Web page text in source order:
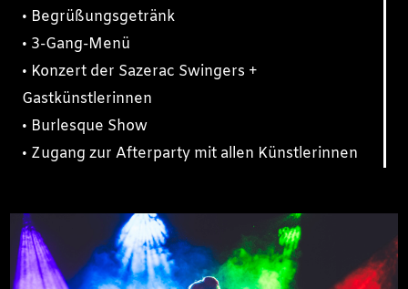
• Begrüßungsgetränk
• 3-Gang-Menü
• Konzert der Sazerac Swingers +
Gastkünstlerinnen
• Burlesque Show
• Zugang zur Afterparty mit allen Künstlerinnen